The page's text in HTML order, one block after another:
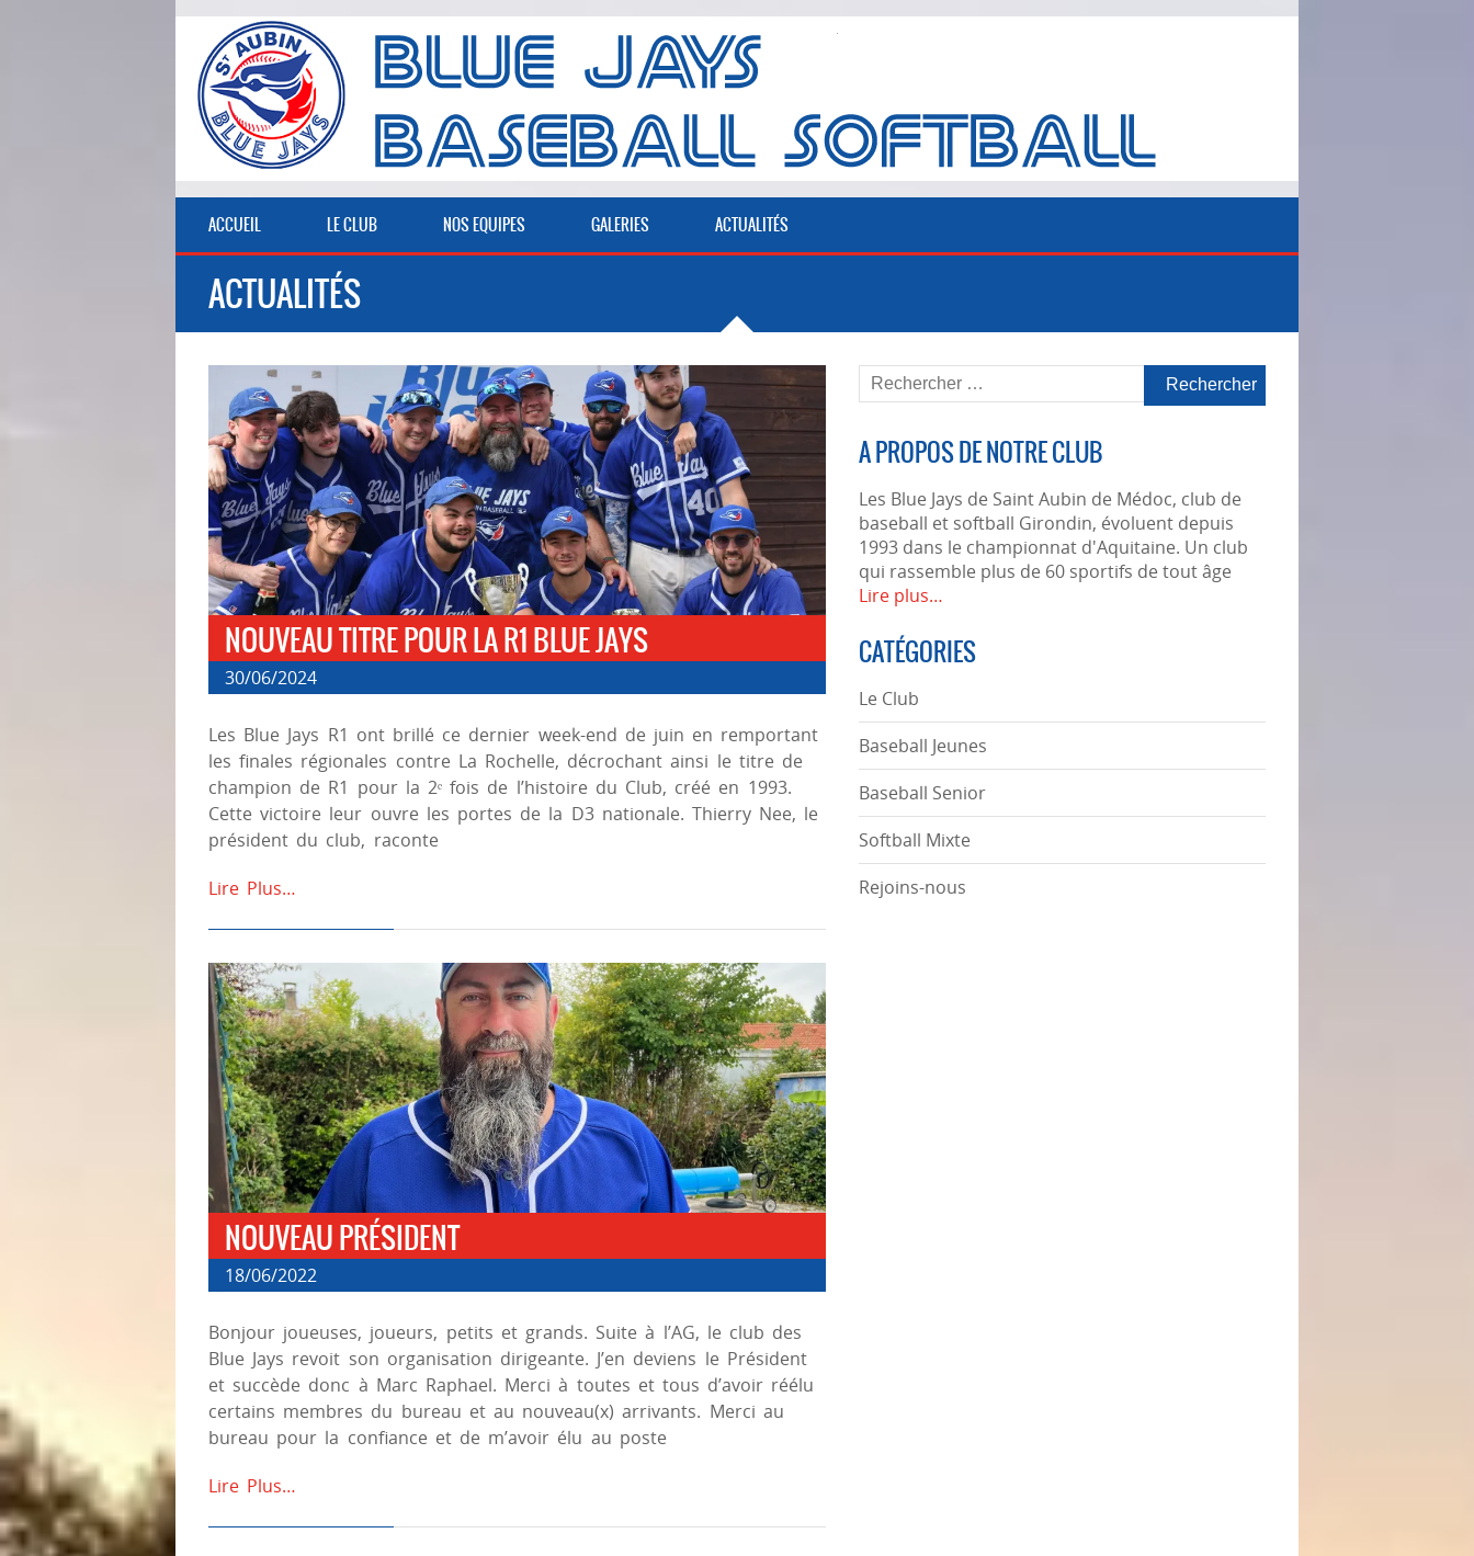
ACCUEIL LE CLUB NOS EQUIPES GALERIES ACTUALITÉS
ACTUALITÉS
NOUVEAU TITRE POUR LA R1 BLUE JAYS
30/06/2024
Les Blue Jays R1 ont brillé ce dernier week-end de juin en remportant
les finales régionales contre La Rochelle, décrochant ainsi le titre de
champion de R1 pour la 2ᵉ fois de l’histoire du Club, créé en 1993.
Cette victoire leur ouvre les portes de la D3 nationale. Thierry Nee, le
président du club, raconte
Lire Plus…
NOUVEAU PRÉSIDENT
18/06/2022
Bonjour joueuses, joueurs, petits et grands. Suite à l’AG, le club des
Blue Jays revoit son organisation dirigeante. J’en deviens le Président
et succède donc à Marc Raphael. Merci à toutes et tous d’avoir réélu
certains membres du bureau et au nouveau(x) arrivants. Merci au
bureau pour la confiance et de m’avoir élu au poste
Lire Plus…
A PROPOS DE NOTRE CLUB
Les Blue Jays de Saint Aubin de Médoc, club de
baseball et softball Girondin, évoluent depuis
1993 dans le championnat d'Aquitaine. Un club
qui rassemble plus de 60 sportifs de tout âge
Lire plus…
CATÉGORIES
Le Club
Baseball Jeunes
Baseball Senior
Softball Mixte
Rejoins-nous